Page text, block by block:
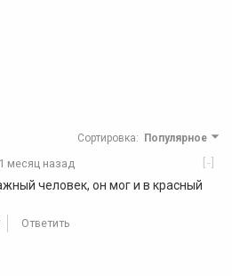
Сортировка: Популярное
[-]
1 месяц назад
человек, он мог и в красный
Ответить